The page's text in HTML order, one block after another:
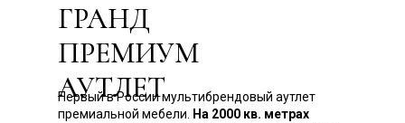
ГРАНД
ПРЕМИУМ
АУТЛЕТ
Первый в России мультибрендовый аутлет
премиальной мебели. На 2000 кв. метрах